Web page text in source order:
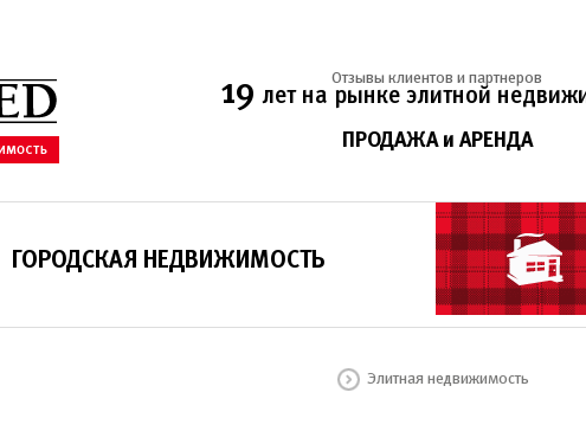
19 лет на рынке элитной
Отзывы клиентов и партнеров
ПРОДАЖА и АРЕНДА
ГОРОДСКАЯ НЕДВИЖИМОСТЬ
Элитная недвижимость